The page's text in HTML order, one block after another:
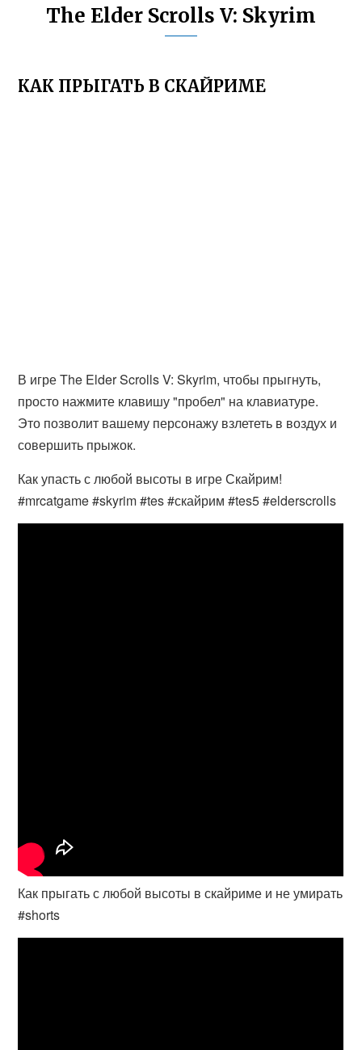
The Elder Scrolls V: Skyrim
КАК ПРЫГАТЬ В СКАЙРИМЕ
В игре The Elder Scrolls V: Skyrim, чтобы прыгнуть,
просто нажмите клавишу "пробел" на клавиатуре.
Это позволит вашему персонажу взлететь в воздух и
совершить прыжок.
Как упасть с любой высоты в игре Скайрим!
#mrcatgame #skyrim #tes #скайрим #tes5 #elderscrolls
Как прыгать с любой высоты в скайриме и не умирать
#shorts